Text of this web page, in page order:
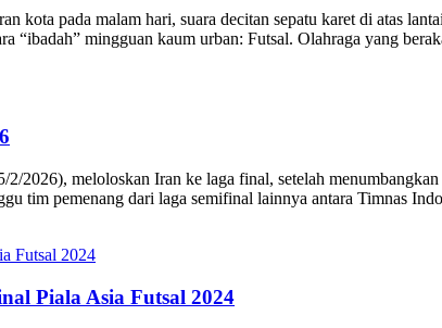
kota pada malam hari, suara decitan sepatu karet di atas
“ibadah” mingguan kaum urban: Futsal. Olahraga yang
2026), meloloskan Iran ke laga final, setelah
tim pemenang dari laga semifinal lainnya antara Timnas
Piala Asia Futsal 2024